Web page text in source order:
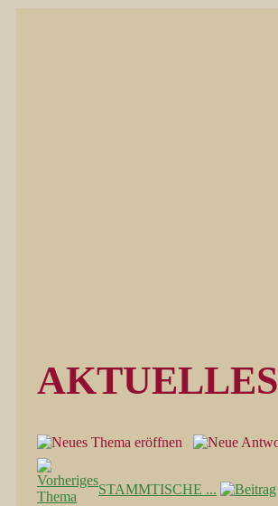
AKTUELLES
STAMMTISCHE ...